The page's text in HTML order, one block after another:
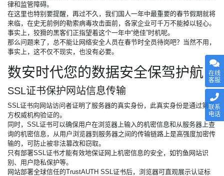
律和监管障碍。
在这里也特别要提醒，再过不久，我们国人一年中最重要的春节假期就将
来临，在史无前例的勒索病毒攻击面前，各家企业可千万不能掉以轻心。
事实上，狡猾的黑客们正指望着这个一年中“绝佳”时机呢。
那么问题来了，总不能让网络安全人员在春节时全员待岗吧？当然不用，
事实上，这不仅不现实，也没有必要。
数安时代您的数据安全保驾护航
SSL证书保护网站信息传输
SSL证书向网站访问者证明了服务器的真实身份，此真实身份是通过第三
方权威机构验证的。
同时，SSL证书可以确保用户在浏览器上输入的机密信息和从服务器上查
询的机密信息，从用户浏览器到服务器之间的传输链路上是高强度加密传
输的，可防止被非法篡改和窃取。
只有部署SSL证书才能有效地保证网上机密信息的安全，如钓鱼网站识
别、用户隐私保护等。
网站部署全球信任的TrustAUTH SSL证书后，浏览器可直观展示认证标
在线
客服
联系
电话